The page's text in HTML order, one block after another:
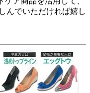
んでいただければ嬉し